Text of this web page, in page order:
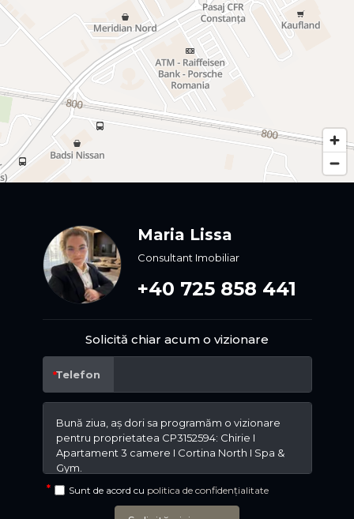
Maria Lissa
Consultant Imobiliar
+40 725 858 441
Solicită chiar acum o vizionare
Telefon
Sunt de acord cu politica de confidențialitate